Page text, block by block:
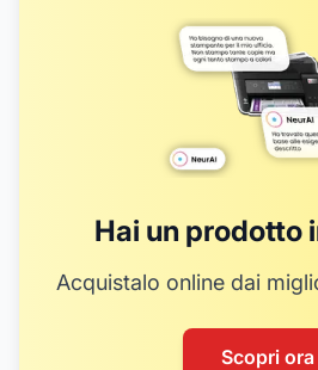
Hai un prodotto
Acquistalo online dai
Scopri ora